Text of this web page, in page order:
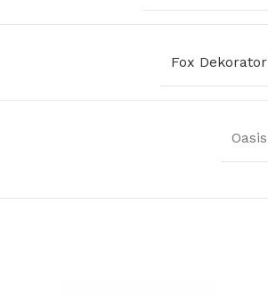
Fox Dekorator
Oasis